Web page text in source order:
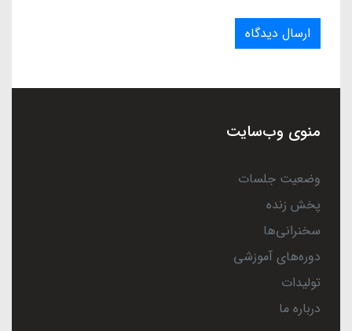
ارسال دیدگاه
منوی وب‌سایت
وضعیت جلسات
پخش زنده
سخنرانی‌ها
دوره‌های آموزشی
تولیدات
درباره ما